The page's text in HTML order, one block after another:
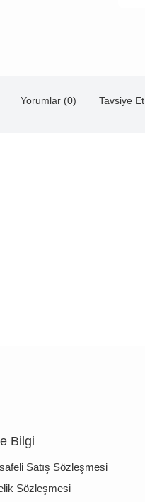
Yorumlar (0) Tavsiye Et
Bilgi
Satış Sözleşmesi
Sözleşmesi